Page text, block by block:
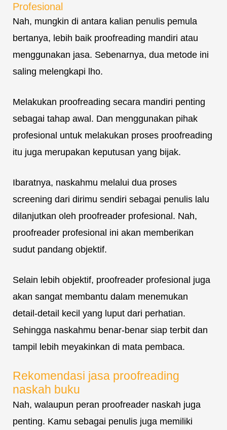
Profesional
Nah, mungkin di antara kalian penulis pemula
bertanya, lebih baik proofreading mandiri atau
menggunakan jasa. Sebenarnya, dua metode ini
saling melengkapi lho.
Melakukan proofreading secara mandiri penting
sebagai tahap awal. Dan menggunakan pihak
profesional untuk melakukan proses proofreading
itu juga merupakan keputusan yang bijak.
Ibaratnya, naskahmu melalui dua proses
screening dari dirimu sendiri sebagai penulis lalu
dilanjutkan oleh proofreader profesional. Nah,
proofreader profesional ini akan memberikan
sudut pandang objektif.
Selain lebih objektif, proofreader profesional juga
akan sangat membantu dalam menemukan
detail-detail kecil yang luput dari perhatian.
Sehingga naskahmu benar-benar siap terbit dan
tampil lebih meyakinkan di mata pembaca.
Rekomendasi jasa proofreading
naskah buku
Nah, walaupun peran proofreader naskah juga
penting. Kamu sebagai penulis juga memiliki